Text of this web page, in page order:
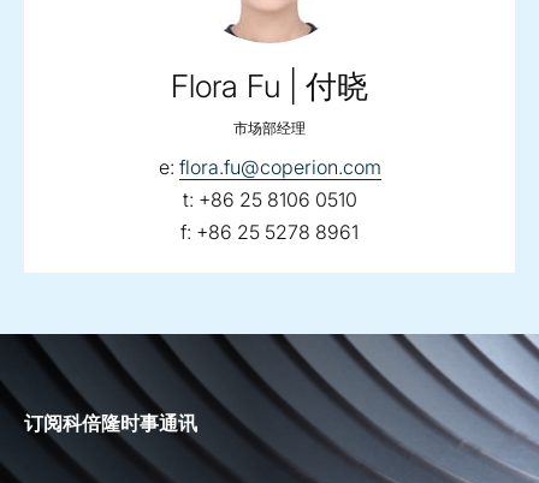
Flora Fu | 付晓
市场部经理
e: email:
flora.fu@coperion.com
t: telephone:
+86 25 8106 0510
f: fax:
+86 25 5278 8961
订阅科倍隆时事通讯